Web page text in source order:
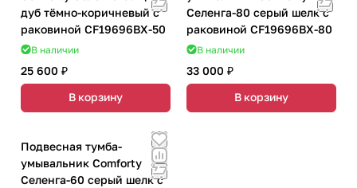
дуб тёмно-коричневый с
раковиной CF19696BX-50
В наличии
25 600 ₽
В корзину
Селенга-80 серый шелк с
раковиной CF19696BX-80
В наличии
33 000 ₽
В корзину
Подвесная тумба-
умывальник Comforty
Селенга-60 серый шелк с